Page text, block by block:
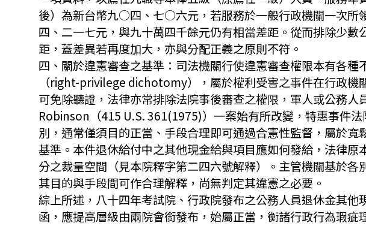
後）為新台幣九○四、七○六元，若服務於一般行政機關一次所
四、二一七元，與九十萬四千餘元仍有相當差距。從而排除少
距，蓋差異若再度加大，亦與分配正義之原則不符。
四、關於違憲審查之基準：司法機關行使違憲審查權限本有各
（right-privilege dichotomy），屬於權利受害之事件在行政機
可免除聽證，法律亦常排除法院事後審查之權限，軍人或公務
Robinson（415 U.S. 361(1975)）一案始有所改變，特惠事件
別，通常僅須目的正當、手段合理即可通過合憲性監督，屬於
基準。本件退休給付中之其他現金給與項目應如何發給，法律
分之裁量空間（見本院釋字第二四六號解釋）。主管機關基於
其目的與手段間可作合理解釋，尚無判定其違憲之必要。
綜上所述，八十四年考試院、行政院發布之公務人員退休金其
函，應提高層級由兩院會銜發布，始屬正當，衡諸行政行為瑕